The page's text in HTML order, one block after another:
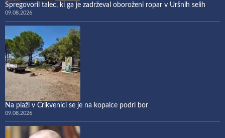
Spregovoril talec, ki ga je zadrževal oboroženi ropar v Uršnih selih
09.08.2026
Na plaži v Crikvenici se je na kopalce podrl bor
09.08.2026